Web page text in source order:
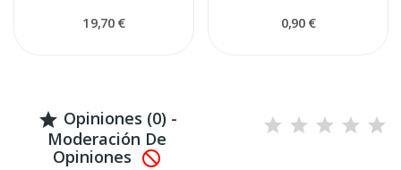
19,70 € 0,90 €
 Opiniones (0) -
Moderación De
Opiniones 